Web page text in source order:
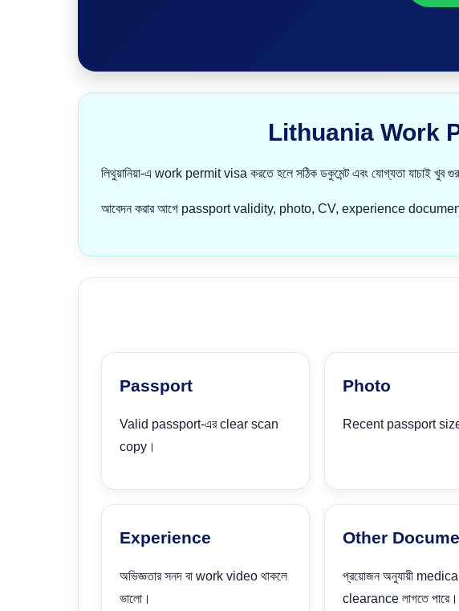
Lithuania Work
লিথুয়ানিয়া-এ work permit visa করতে হলে সঠিক ডকুমেন্ট এবং যোগ্যতা যাচাই খুব
আবেদন করার আগে passport validity, photo, CV, experience
Passport
Valid passport-এর clear scan
copy।
Photo
Recent passport
Experience
অভিজ্ঞতার সনদ বা work video থাকলে
ভালো।
Other
প্রয়োজন অনুযায়ী
clearance লাগতে পারে।